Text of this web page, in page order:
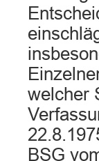
welcher
BSG